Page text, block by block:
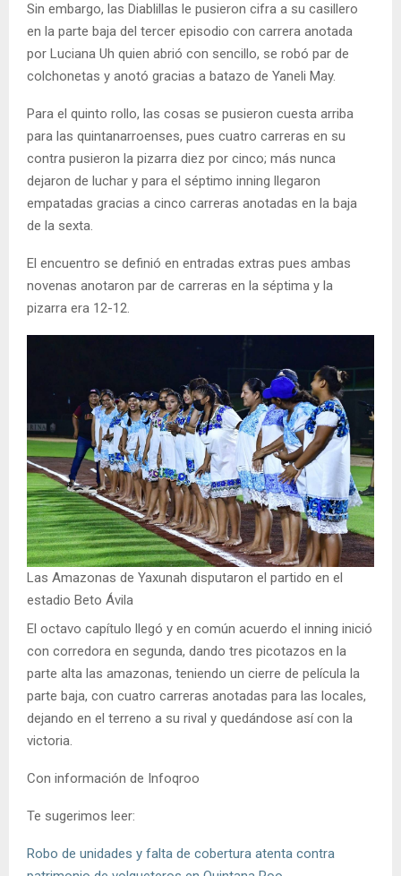
Sin embargo, las Diablillas le pusieron cifra a su casillero
en la parte baja del tercer episodio con carrera anotada
por Luciana Uh quien abrió con sencillo, se robó par de
colchonetas y anotó gracias a batazo de Yaneli May.
Para el quinto rollo, las cosas se pusieron cuesta arriba
para las quintanarroenses, pues cuatro carreras en su
contra pusieron la pizarra diez por cinco; más nunca
dejaron de luchar y para el séptimo inning llegaron
empatadas gracias a cinco carreras anotadas en la baja
de la sexta.
El encuentro se definió en entradas extras pues ambas
novenas anotaron par de carreras en la séptima y la
pizarra era 12-12.
Las Amazonas de Yaxunah disputaron el partido en el
estadio Beto Ávila
El octavo capítulo llegó y en común acuerdo el inning inició
con corredora en segunda, dando tres picotazos en la
parte alta las amazonas, teniendo un cierre de película la
parte baja, con cuatro carreras anotadas para las locales,
dejando en el terreno a su rival y quedándose así con la
victoria.
Con información de Infoqroo
Te sugerimos leer:
Robo de unidades y falta de cobertura atenta contra